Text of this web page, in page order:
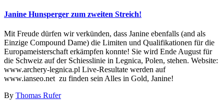
Janine Hunsperger zum zweiten Streich!
Mit Freude dürfen wir verkünden, dass Janine ebenfalls (and als
Einzige Compound Dame) die Limiten und Qualifikationen für die
Europameisterschaft erkämpfen konnte! Sie wird Ende August für
die Schweiz auf der Schiesslinie in Legnica, Polen, stehen. Website:
www.archery-legnica.pl Live-Resultate werden auf
www.ianseo.net zu finden sein Alles in Gold, Janine!
By Thomas Rufer